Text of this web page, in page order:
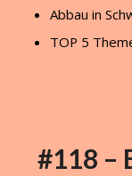
Abbau in
TOP 5
#118 –